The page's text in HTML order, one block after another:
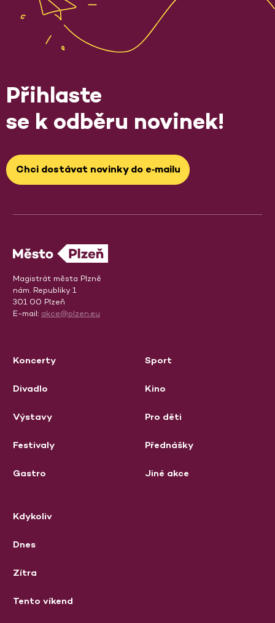
Přihlaste
se k odběru novinek!
Chci dostávat novinky do e‑mailu
Magistrát města Plzně
nám. Republiky 1
301 00 Plzeň
E-mail: akce@plzen.eu
Koncerty
Divadlo
Výstavy
Festivaly
Gastro
Sport
Kino
Pro děti
Přednášky
Jiné akce
Kdykoliv
Dnes
Zítra
Tento víkend